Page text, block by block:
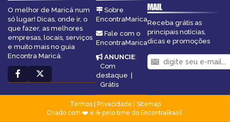
O melhor de Maricá num
só lugar! Dicas, onde ir, o
que fazer, as melhores
empresas, locais, serviços
e muito mais no guia
Encontra Maricá.
Sobre
EncontraMarica
Fale com o
EncontraMarica
ANUNCIE:
Com
destaque |
Grátis
MAIL
Receba grátis as
principais notícias,
dicas e promoções
Termos| Privacidade
Sitemap
Criado com ❤️ e ☕ pelo time do EncontraBrasil